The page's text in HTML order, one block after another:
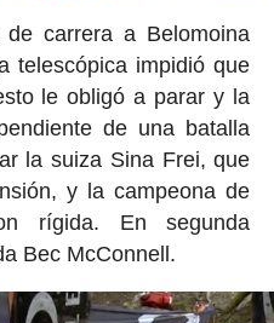
carrera a Belomoina
telescópica impidió que
le obligó a parar y la
de una batalla
la suiza Sina Frei, que
y la campeona de
rígida. En segunda
Bec McConnell.